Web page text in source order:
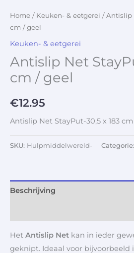
Home / Keuken- & eetgerei / Antislip
cm / geel
Keuken- & eetgerei
Antislip Net
cm / geel
€12.95
Antislip Net StayPut-30,5 x 183 cm
SKU: Hulpmiddelwereld- Categorie:
Beschrijving
Het Antislip Net kan in ieder
geknipt. Ideaal voor bijvoorbeeld